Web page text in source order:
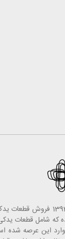
شرکت پرشیا خودرو
این عرصه شده